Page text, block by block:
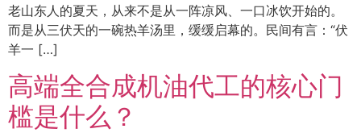
老山东人的夏天，从来不是从一阵凉风、一口冰饮开始的。
而是从三伏天的一碗热羊汤里，缓缓启幕的。民间有言：“伏
羊一 […]
高端全合成机油代工的核心门
槛是什么？